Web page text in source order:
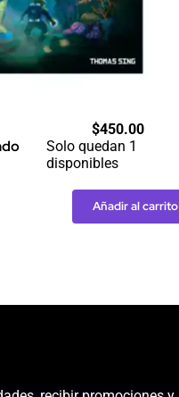
$450.00
Solo quedan 1
disponibles
Añadir al carrito